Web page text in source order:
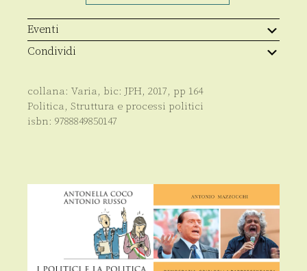
Eventi
Condividi
collana: Varia, bic: JPH, 2017, pp 164
Politica, Struttura e processi politici
isbn: 9788849850147